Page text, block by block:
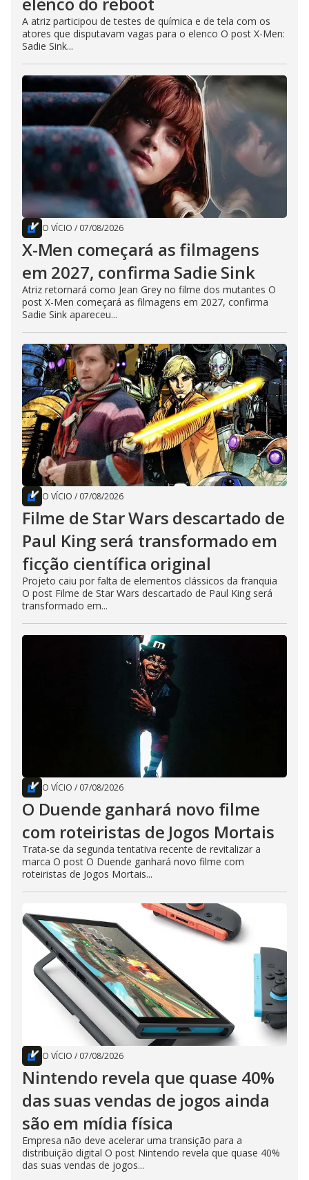
A atriz participou de testes de química e de tela com os
atores que disputavam vagas para o elenco O post X-Men:
Sadie Sink...
O VÍCIO / 07/08/2026
X-Men começará as filmagens
em 2027, confirma Sadie Sink
Atriz retornará como Jean Grey no filme dos mutantes O
post X-Men começará as filmagens em 2027, confirma
Sadie Sink apareceu...
O VÍCIO / 07/08/2026
Filme de Star Wars descartado de
Paul King será transformado em
ficção científica original
Projeto caiu por falta de elementos clássicos da franquia
O post Filme de Star Wars descartado de Paul King será
transformado em...
O VÍCIO / 07/08/2026
O Duende ganhará novo filme
com roteiristas de Jogos Mortais
Trata-se da segunda tentativa recente de revitalizar a
marca O post O Duende ganhará novo filme com
roteiristas de Jogos Mortais...
O VÍCIO / 07/08/2026
Nintendo revela que quase 40%
das suas vendas de jogos ainda
são em mídia física
Empresa não deve acelerar uma transição para a
distribuição digital O post Nintendo revela que quase 40%
das suas vendas de jogos...